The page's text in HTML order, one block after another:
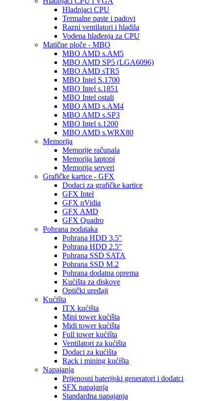
Hladnjaci CPU
Termalne paste i padovi
Razni ventilatori i hladila
Vodena hlađenja za CPU
Matične ploče - MBO
MBO AMD s.AM5
MBO AMD SP5 (LGA6096)
MBO AMD sTR5
MBO Intel S.1700
MBO Intel s.1851
MBO Intel ostali
MBO AMD s.AM4
MBO AMD s.SP3
MBO Intel s.1200
MBO AMD s.WRX80
Memorija
Memorije računala
Memorija laptopi
Memorija serveri
Grafičke kartice - GFX
Dodaci za grafičke kartice
GFX Intel
GFX nVidia
GFX AMD
GFX Quadro
Pohrana podataka
Pohrana HDD 3.5"
Pohrana HDD 2.5"
Pohrana SSD SATA
Pohrana SSD M.2
Pohrana dodatna oprema
Kućišta za diskove
Optički uređaji
Kućišta
ITX kućišta
Mini tower kućišta
Midi tower kućišta
Full tower kućišta
Ventilatori za kućišta
Dodaci za kućišta
Rack i mining kućišta
Napajanja
Prijenosni baterijski generatori i dodatci
SFX napajanja
Standardna napajanja